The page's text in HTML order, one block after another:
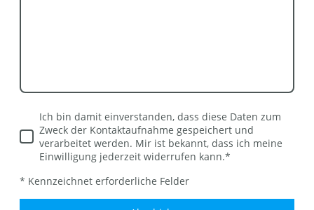
Ich bin damit einverstanden, dass diese Daten zum
Zweck der Kontaktaufnahme gespeichert und
verarbeitet werden. Mir ist bekannt, dass ich meine
Einwilligung jederzeit widerrufen kann.*
* Kennzeichnet erforderliche Felder